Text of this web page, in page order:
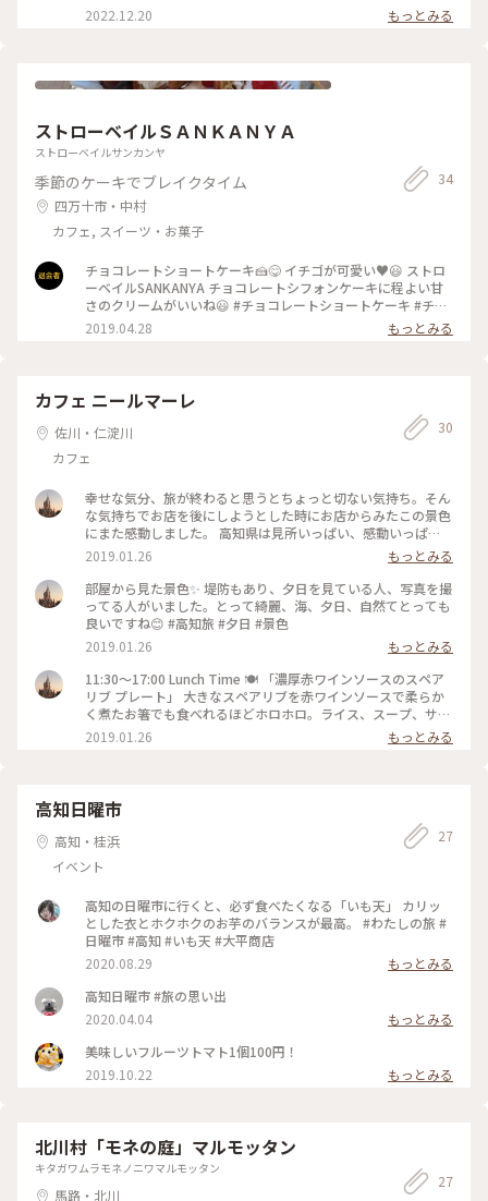
甘さにほっこり😊ほんと、綺麗な景色と美味しいものがあれ
ば、どうしてこんなにも幸せになれるんでしょう♡お茶の花、
園
2022.12.20 もっとみる
ストローベイルＳＡＮＫＡＮＹＡ
ストローベイルサンカンヤ
季節のケーキでブレイクタイム
四万十市・中村
カフェ, スイーツ・お菓子
34
チョコレートショートケーキ🍰😋 イチゴが可愛い♥️😃 ストロ
ーベイルSANKANYA チョコレートシフォンケーキに程よい甘
さのクリームがいいね😃 #チョコレートショートケーキ #チョ
コレートシフォンケーキ #チョコレート #ショートケーキ #シ
フォンケーキ #ストローベイル #よって西土佐 #道の駅 #お洒
2019.04.28 もっとみる
カフェ ニールマーレ
佐川・仁淀川
カフェ
30
幸せな気分、旅が終わると思うとちょっと切ない気持ち。そん
な気持ちでお店を後にしようとした時にお店からみたこの景色
にまた感動しました。 高知県は見所いっぱい、感動いっぱ
い、美味しいものいっぱいの素敵なところでした。 長々と投
稿してしまいましが見てくださいって本当にありがとうござい
ました。機会があれば、また行きたいと思います😊 #連れて行
ってくれてありがとう #見てくれてありがとう #高知旅楽しか
ったです。
2019.01.26
もっとみる
部屋から見た景色✨ 堤防もあり、夕日を見ている人、写真を撮
ってる人がいました。とって綺麗、海、夕日、自然てとっても
良いですね😊 #高知旅 #夕日 #景色
2019.01.26
もっとみる
11:30〜17:00 Lunch Time 🍽 「濃厚赤ワインソースのスペア
リブ プレート」 大きなスペアリブを赤ワインソースで柔らか
く煮たお箸でも食べれるほどホロホロ。ライス、スープ、サラ
ダ付き（左上） BBQソースのハンバーグロコモコ。ニールマ
ーレのロコモコは酸味がきいたBBQソース。ボリュームたっぷ
ーシーな窪川ポーク時間をかけて焼いてくれます。ボリューム
たっぷり200ｇ🍖 ライス、スープ、サラダ付き（下） ちょう
ど夕日が沈む時間。海のすぐそば、癒されます😊 #高知旅 #ギ
リギリランチタイムに間に合いました #最高
2019.01.26 もっとみる
高知日曜市
高知・桂浜
イベント
27
高知の日曜市に行くと、必ず食べたくなる「いも天」 カリッ
とした衣とホクホクのお芋のバランスが最高。 #わたしの旅 #
日曜市 #高知 #いも天 #大平商店
2020.08.29
もっとみる
高知日曜市 #旅の思い出
2020.04.04
もっとみる
美味しいフルーツトマト1個100円！
2019.10.22
もっとみる
北川村「モネの庭」マルモッタン
キタガワムラモネノニワマルモッタン
馬路・北川
27